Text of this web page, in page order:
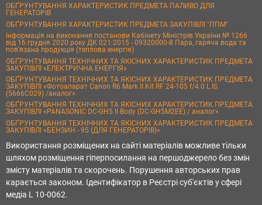
ОБҐРУНТУВАННЯ ХАРАКТЕРИСТИК ПРЕДМЕТА ПАЛИВО ДЛЯ
ГЕНЕРАТОРІВ
ОБҐРУНТУВАННЯ ХАРАКТЕРИСТИК ПРЕДМЕТА ЗАКУПІВЛІ "ППМ"
Інформація на виконання постанови Кабінету Міністрів України № 1266
від 16 грудня 2020 року ДК 021:2015 - 09320000-8 Пара, гаряча вода та
пов’язана продукція (теплова енергія)
ОБҐРУНТУВАННЯ ТЕХНІЧНИХ ТА ЯКІСНИХ ХАРАКТЕРИСТИК ПРЕДМЕТА
ЗАКУПІВЛІ «ЕЛЕКТРИЧНА ЕНЕРГІЯ»
ОБҐРУНТУВАННЯ ТЕХНІЧНИХ ТА ЯКІСНИХ ХАРАКТЕРИСТИК ПРЕДМЕТА
ЗАКУПІВЛІ «Фотоапарат Canon R6 Mark II Kit RF 24-105 f/4.0 L IS
(5666C029) /аналог»
ОБҐРУНТУВАННЯ ТЕХНІЧНИХ ТА ЯКІСНИХ ХАРАКТЕРИСТИК ПРЕДМЕТА
ЗАКУПІВЛІ «PANASONIC DC-GH5 II Body (DC-GH5M2EE) / аналог»
ОБҐРУНТУВАННЯ ТЕХНІЧНИХ ТА ЯКІСНИХ ХАРАКТЕРИСТИК ПРЕДМЕТА
ЗАКУПІВЛІ «БЕНЗИН - 95 (ДЛЯ ГЕНЕРАТОРІВ)»
Використання розміщених на сайті матеріалів можливе тільки
шляхом розміщення гіперпосилання на першоджерело без змін
змісту матеріалів та скорочень. Порушення авторських прав
карається законом. Ідентифікатор в Реєстрі суб'єктів у сфері
медіа L 10-0062.